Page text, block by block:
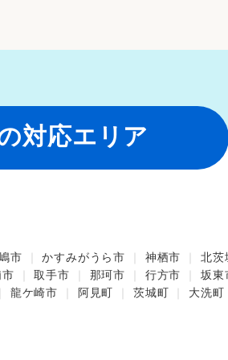
対応エリア
市 かすみがうら市 神栖市
北茨
取手市 那珂市 行方市
坂東
龍ケ崎市 阿見町 茨城町
大洗町